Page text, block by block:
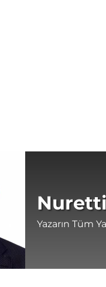
Yazarın Tüm